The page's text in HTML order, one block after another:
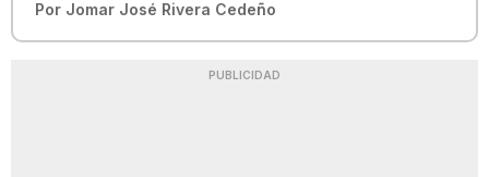
Por Jomar José Rivera Cedeño
PUBLICIDAD